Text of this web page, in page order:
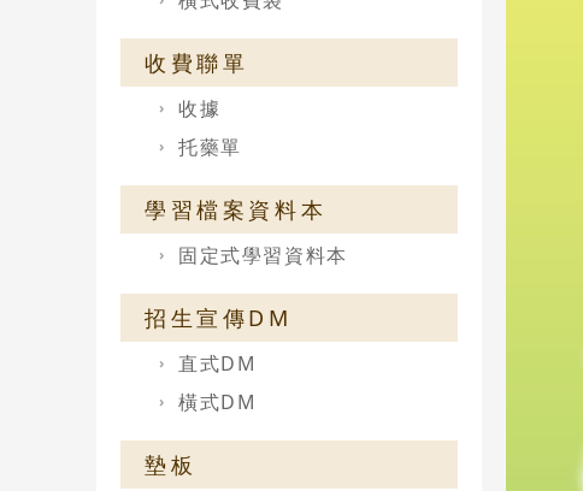
收費聯單
收據
托藥單
學習檔案資料本
固定式學習資料本
招生宣傳DM
直式DM
橫式DM
墊板